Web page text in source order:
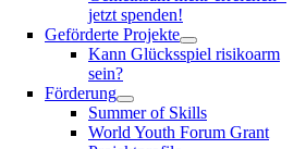
jetzt spenden!
Geförderte Projekte
Kann Glücksspiel risikoarm
sein?
Förderung
Summer of Skills
World Youth Forum Grant